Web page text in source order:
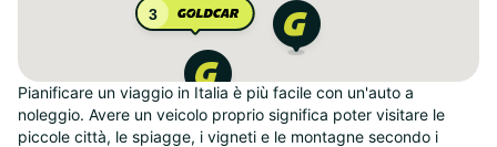
3
Pianificare un viaggio in Italia è più facile con un'auto a
noleggio. Avere un veicolo proprio significa poter visitare le
piccole città, le spiagge, i vigneti e le montagne secondo i